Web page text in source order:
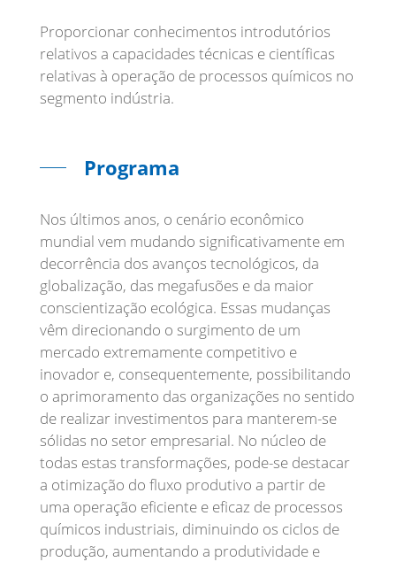
Proporcionar conhecimentos introdutórios
relativos a capacidades técnicas e científicas
relativas à operação de processos químicos no
segmento indústria.
Programa
Nos últimos anos, o cenário econômico
mundial vem mudando significativamente em
decorrência dos avanços tecnológicos, da
globalização, das megafusões e da maior
conscientização ecológica. Essas mudanças
vêm direcionando o surgimento de um
mercado extremamente competitivo e
inovador e, consequentemente, possibilitando
o aprimoramento das organizações no sentido
de realizar investimentos para manterem-se
sólidas no setor empresarial. No núcleo de
todas estas transformações, pode-se destacar
a otimização do fluxo produtivo a partir de
uma operação eficiente e eficaz de processos
químicos industriais, diminuindo os ciclos de
produção, aumentando a produtividade e